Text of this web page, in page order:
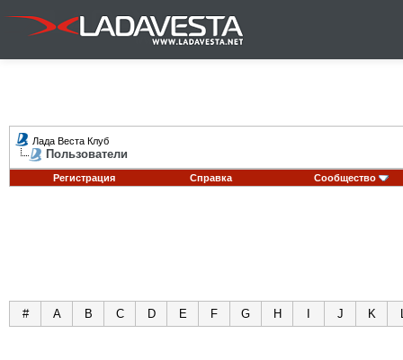
Лада Веста Клуб
Пользователи
Регистрация Справка Сообщество
# A B C D E F G H J K